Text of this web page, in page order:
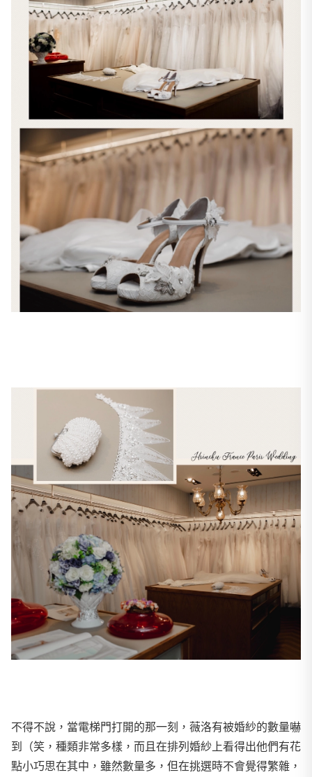
不得不說，當電梯門打開的那一刻，薇洛有被婚紗的數量嚇
到（笑，種類非常多樣，而且在排列婚紗上看得出他們有花
點小巧思在其中，雖然數量多，但在挑選時不會覺得繁雜，